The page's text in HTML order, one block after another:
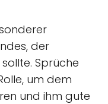
der
Sprüche
um dem
und ihm gute